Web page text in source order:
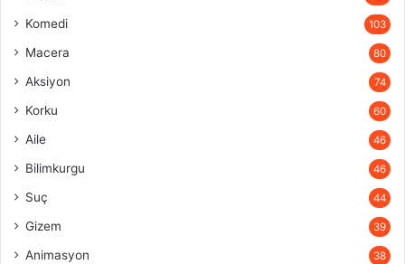
Komedi 103
Macera 80
Aksiyon 74
Korku 60
Aile 46
Bilimkurgu 46
Suç 44
Gizem 39
Animasyon 38